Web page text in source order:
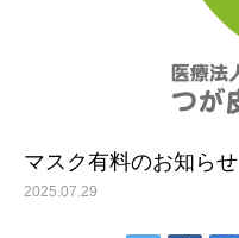
マスク有料のお知らせ
2025.07.29